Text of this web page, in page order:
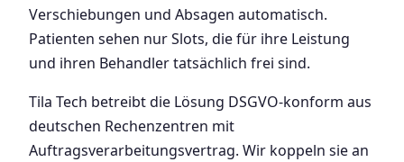
Verschiebungen und Absagen automatisch.
Patienten sehen nur Slots, die für ihre Leistung
und ihren Behandler tatsächlich frei sind.
Tila Tech betreibt die Lösung DSGVO-konform aus
deutschen Rechenzentren mit
Auftragsverarbeitungsvertrag. Wir koppeln sie an